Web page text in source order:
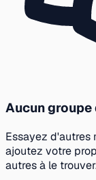
Aucun
Essayez d'autres
ajoutez votre
autres à le